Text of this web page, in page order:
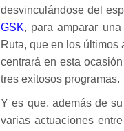
desvinculándose del
GSK, para amparar
Ruta, que en los
centrará en esta ocasión
tres exitosos programas.
Y es que, además de
varias actuaciones